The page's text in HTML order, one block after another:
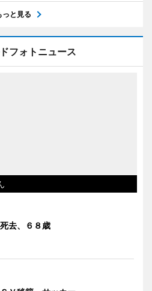
っと見る
フォトニュース
去、６８歳